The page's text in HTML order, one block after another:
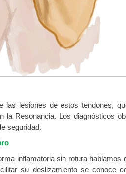
las lesiones de estos tendones,
la Resonancia. Los diagnósticos
seguridad.
inflamatoria sin rotura hablamos
su deslizamiento se conoce